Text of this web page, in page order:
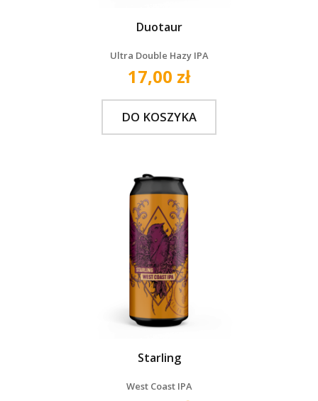
Duotaur
Ultra Double Hazy IPA
17,00 zł
DO KOSZYKA
Starling
West Coast IPA